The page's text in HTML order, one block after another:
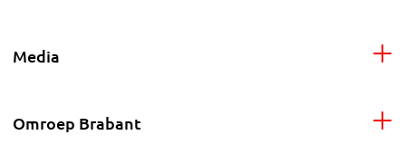
Media
Omroep Brabant